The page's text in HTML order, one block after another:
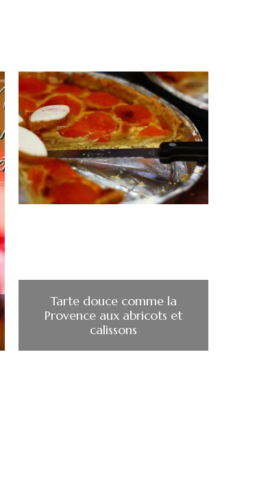
Tarte douce comme la
Provence aux abricots et
calissons